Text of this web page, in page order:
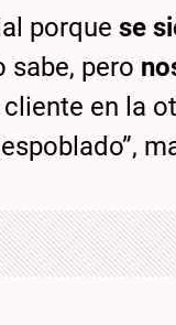
porque se
sabe, pero
en la